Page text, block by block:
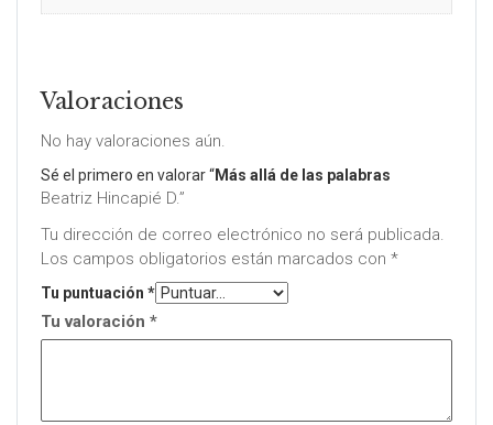
Valoraciones
No hay valoraciones aún.
Sé el primero en valorar “Más allá de las palabras
Beatriz Hincapié D.”
Tu dirección de correo electrónico no será publicada.
Los campos obligatorios están marcados con *
Tu puntuación *
Tu valoración *